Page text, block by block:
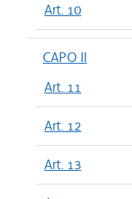
Art. 10
CAPO II
Art. 11
Art. 12
Art. 13